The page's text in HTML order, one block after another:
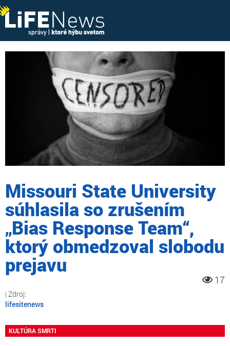
Missouri State University
súhlasila so zrušením
„Bias Response Team“,
ktorý obmedzoval slobodu
prejavu
17
lifesitenews
KULTÚRA SMRTI